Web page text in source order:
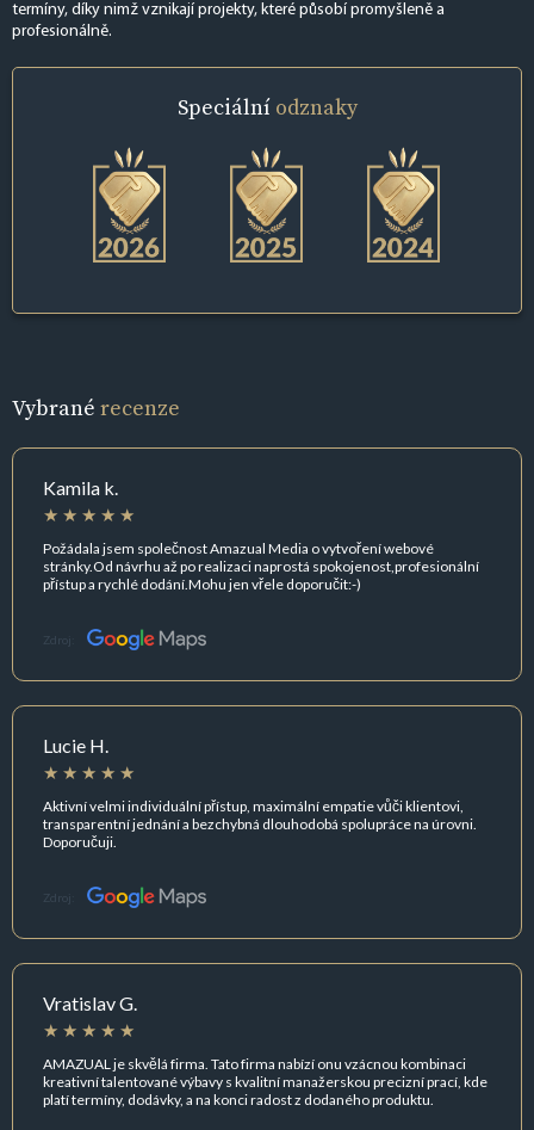
termíny, díky nimž vznikají projekty, které působí promyšleně a
profesionálně.
Speciální odznaky
Vybrané recenze
Kamila k.
Požádala jsem společnost Amazual Media o vytvoření webové
stránky.Od návrhu až po realizaci naprostá spokojenost,profesionální
přístup a rychlé dodání.Mohu jen vřele doporučit:-)
Zdroj:
Lucie H.
Aktivní velmi individuální přístup, maximální empatie vůči klientovi,
transparentní jednání a bezchybná dlouhodobá spolupráce na úrovni.
Doporučuji.
Zdroj:
Vratislav G.
AMAZUAL je skvělá firma. Tato firma nabízí onu vzácnou kombinaci
kreativní talentované výbavy s kvalitní manažerskou precizní prací, kde
platí termíny, dodávky, a na konci radost z dodaného produktu.